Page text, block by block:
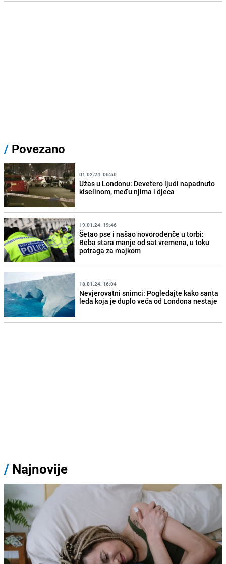
/ Povezano
01.02.24. 06:50
Užas u Londonu: Devetero ljudi napadnuto
kiselinom, među njima i djeca
19.01.24. 19:46
Šetao pse i našao novorođenče u torbi:
Beba stara manje od sat vremena, u toku
potraga za majkom
18.01.24. 16:04
Nevjerovatni snimci: Pogledajte kako santa
leda koja je duplo veća od Londona nestaje
/ Najnovije